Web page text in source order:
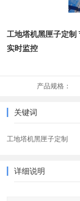
工地塔机黑匣子定制
实时监控
产品规格：
关键词
工地塔机黑匣子定制
详细说明